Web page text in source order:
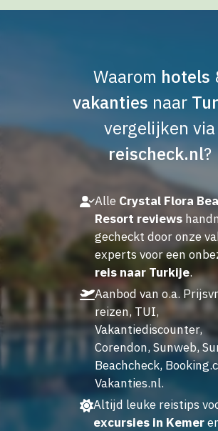
Waarom hotels
vakanties naar
vergelijken via
reischeck.nl?
Alle Crystal Flora
Resort reviews
gecheckt door onze
experts voor een
reis naar Turkije.
Aanbod van o.a.
reizen, TUI,
Vakantiediscounter,
Corendon, Sunweb,
Beachcheck,
Vakanties.nl.
Altijd leuke reistips
excursies in Kemer